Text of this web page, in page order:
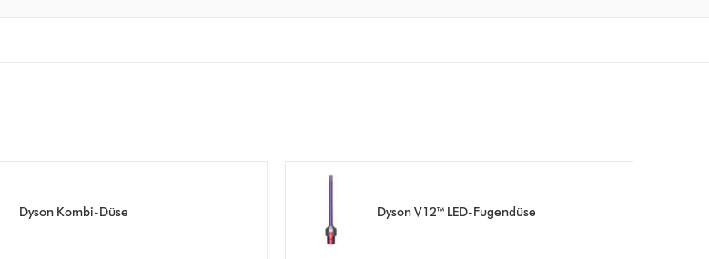
Dyson Kombi-Düse Dyson V12™ LED-Fugendüse